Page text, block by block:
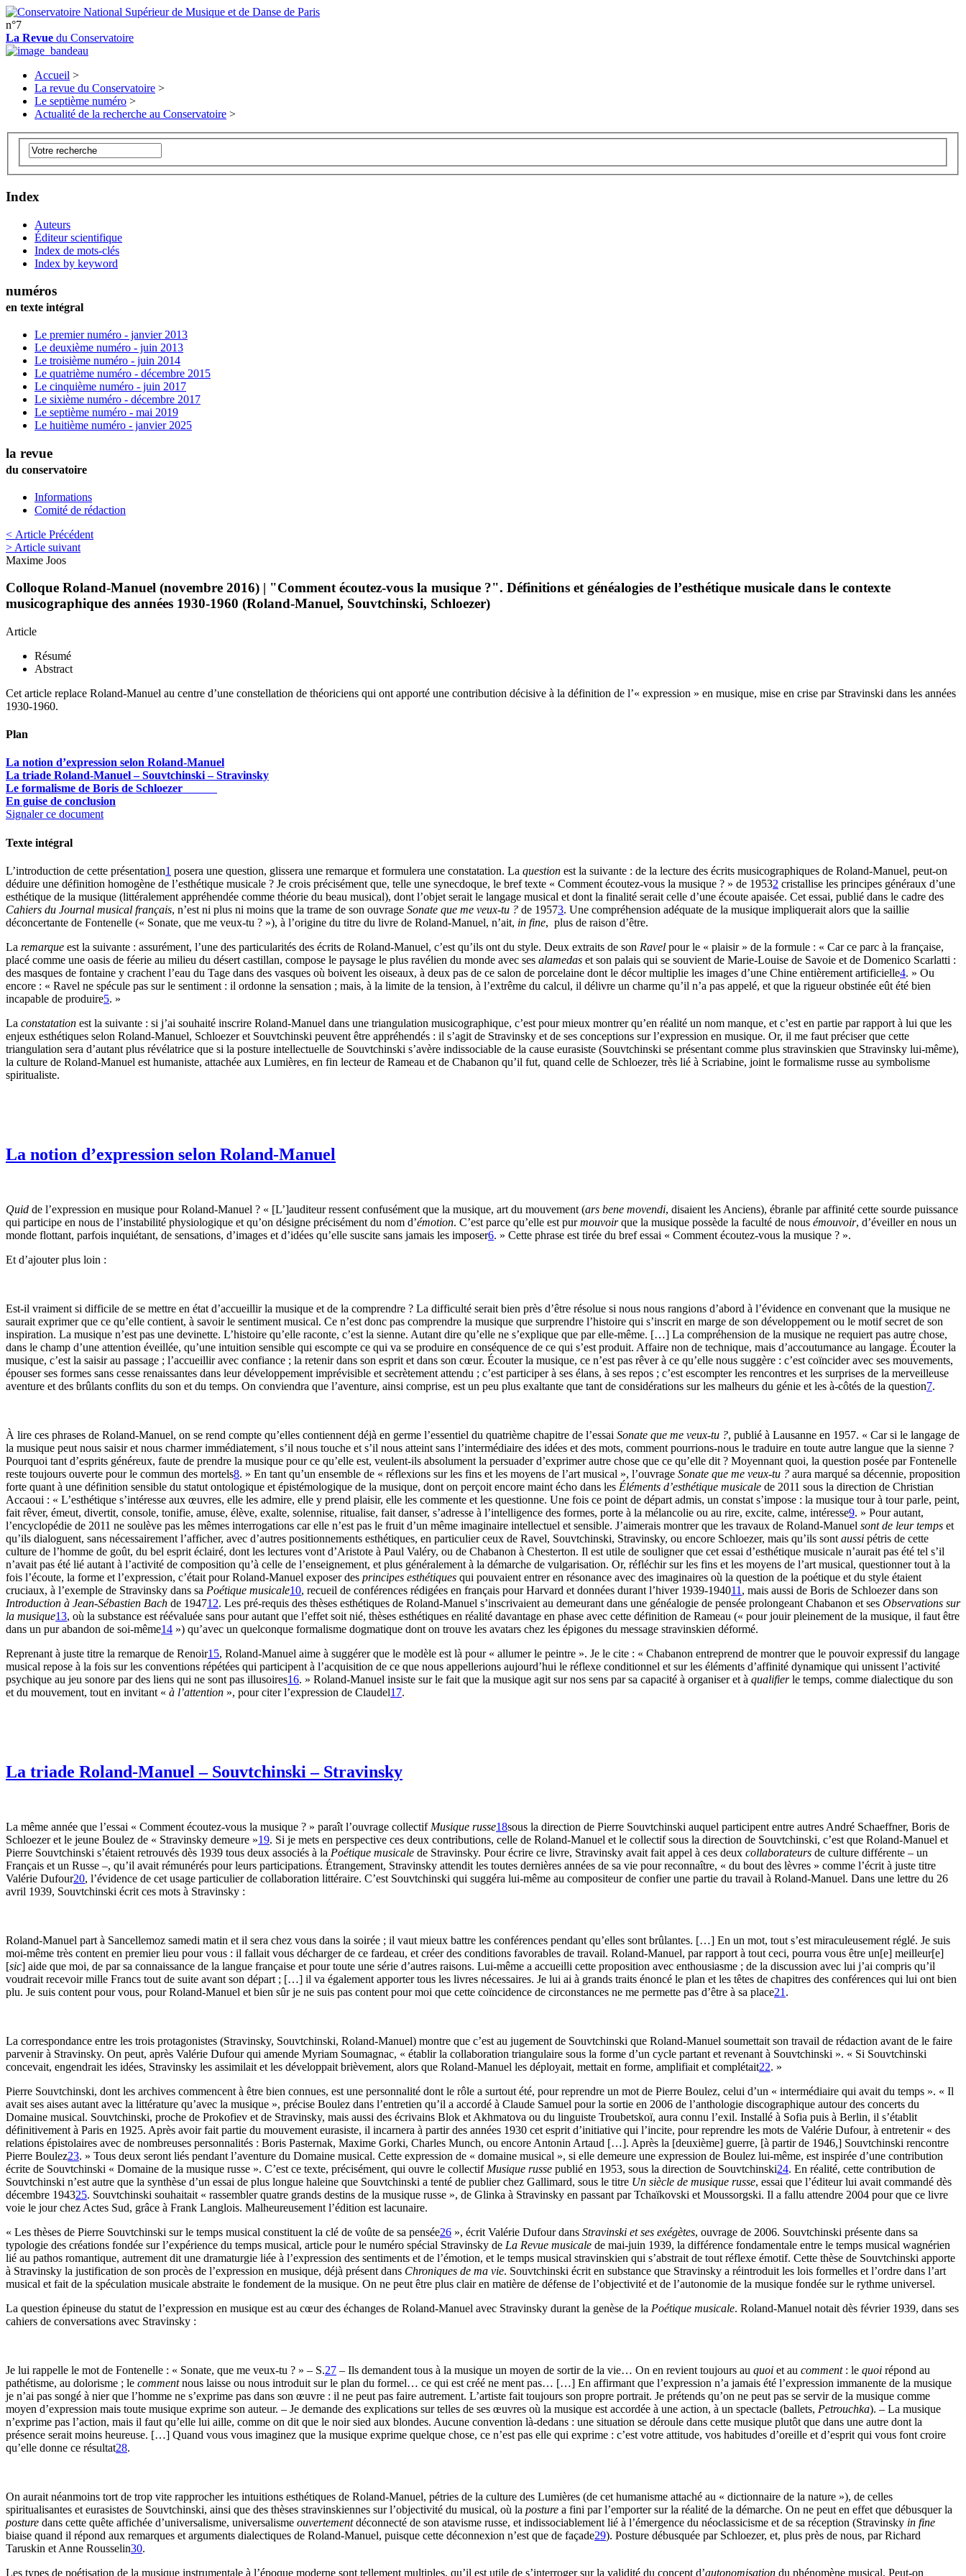
n°7
La Revue du Conservatoire
Accueil >
La revue du Conservatoire >
Le septième numéro >
Actualité de la recherche au Conservatoire >
Index
Auteurs
Éditeur scientifique
Index de mots-clés
Index by keyword
numéros
en texte intégral
Le premier numéro - janvier 2013
Le deuxième numéro - juin 2013
Le troisième numéro - juin 2014
Le quatrième numéro - décembre 2015
Le cinquième numéro - juin 2017
Le sixième numéro - décembre 2017
Le septième numéro - mai 2019
Le huitième numéro - janvier 2025
la revue
du conservatoire
Informations
Comité de rédaction
< Article Précédent
> Article suivant
Maxime Joos
Colloque Roland-Manuel (novembre 2016) | "Comment écoutez-vous la musique ?". Définitions et généalogies de l’esthétique musicale dans le contexte
musicographique des années 1930-1960 (Roland-Manuel, Souvtchinski, Schloezer)
Article
Résumé
Abstract
Cet article replace Roland-Manuel au centre d’une constellation de théoriciens qui ont apporté une contribution décisive à la définition de l’« expression » en musique, mise en crise par Stravinski dans les années
1930-1960.
Plan
La notion d’expression selon Roland-Manuel
La triade Roland-Manuel – Souvtchinski – Stravinsky
Le formalisme de Boris de Schloezer
En guise de conclusion
Signaler ce document
Texte intégral
L’introduction de cette présentation1 posera une question, glissera une remarque et formulera une constatation. La question est la suivante : de la lecture des écrits musicographiques de Roland-Manuel, peut-on
déduire une définition homogène de l’esthétique musicale ? Je crois précisément que, telle une synecdoque, le bref texte « Comment écoutez-vous la musique ? » de 19532 cristallise les principes généraux d’une
esthétique de la musique (littéralement appréhendée comme théorie du beau musical), dont l’objet serait le langage musical et dont la finalité serait celle d’une écoute apaisée. Cet essai, publié dans le cadre des
Cahiers du Journal musical français, n’est ni plus ni moins que la trame de son ouvrage Sonate que me veux-tu ? de 19573. Une compréhension adéquate de la musique impliquerait alors que la saillie
déconcertante de Fontenelle (« Sonate, que me veux-tu ? »), à l’origine du titre du livre de Roland-Manuel, n’ait, in fine, plus de raison d’être.
La remarque est la suivante : assurément, l’une des particularités des écrits de Roland-Manuel, c’est qu’ils ont du style. Deux extraits de son Ravel pour le « plaisir » de la formule : « Car ce parc à la française,
placé comme une oasis de féerie au milieu du désert castillan, compose le paysage le plus ravélien du monde avec ses alamedas et son palais qui se souvient de Marie-Louise de Savoie et de Domenico Scarlatti :
des masques de fontaine y crachent l’eau du Tage dans des vasques où boivent les oiseaux, à deux pas de ce salon de porcelaine dont le décor multiplie les images d’une Chine entièrement artificielle4. » Ou
encore : « Ravel ne spécule pas sur le sentiment : il ordonne la sensation ; mais, à la limite de la tension, à l’extrême du calcul, il délivre un charme qu’il n’a pas appelé, et que la rigueur obstinée eût été bien
incapable de produire5. »
La constatation est la suivante : si j’ai souhaité inscrire Roland-Manuel dans une triangulation musicographique, c’est pour mieux montrer qu’en réalité un nom manque, et c’est en partie par rapport à lui que les
enjeux esthétiques selon Roland-Manuel, Schloezer et Souvtchinski peuvent être appréhendés : il s’agit de Stravinsky et de ses conceptions sur l’expression en musique. Or, il me faut préciser que cette
triangulation sera d’autant plus révélatrice que si la posture intellectuelle de Souvtchinski s’avère indissociable de la cause eurasiste (Souvtchinski se présentant comme plus stravinskien que Stravinsky lui-même),
la culture de Roland-Manuel est humaniste, attachée aux Lumières, en fin lecteur de Rameau et de Chabanon qu’il fut, quand celle de Schloezer, très lié à Scriabine, joint le formalisme russe au symbolisme
spiritualiste.
La notion d’expression selon Roland-Manuel
Quid de l’expression en musique pour Roland-Manuel ? « [L’]auditeur ressent confusément que la musique, art du mouvement (ars bene movendi, disaient les Anciens), ébranle par affinité cette sourde puissance
qui participe en nous de l’instabilité physiologique et qu’on désigne précisément du nom d’émotion. C’est parce qu’elle est purmouvoirque la musique possède la faculté de nous émouvoir, d’éveiller en nous un
monde flottant, parfois inquiétant, de sensations, d’images et d’idées qu’elle suscite sans jamais les imposer6. » Cette phrase est tirée du bref essai « Comment écoutez-vous la musique ? ».
Et d’ajouter plus loin :
Est-il vraiment si difficile de se mettre en état d’accueillir la musique et de la comprendre ? La difficulté serait bien près d’être résolue si nous nous rangions d’abord à l’évidence en convenant que la musique ne
saurait exprimer que ce qu’elle contient, à savoir le sentiment musical. Ce n’est donc pas comprendre la musique que surprendre l’histoire qui s’inscrit en marge de son développement ou le motif secret de son
inspiration. La musique n’est pas une devinette. L’histoire qu’elle raconte, c’est la sienne. Autant dire qu’elle ne s’explique que par elle-même. […] La compréhension de la musique ne requiert pas autre chose,
dans le champ d’une attention éveillée, qu’une intuition sensible qui escompte ce qui va se produire en conséquence de ce qui s’est produit. Affaire non de technique, mais d’accoutumance au langage. Écouter la
musique, c’est la saisir au passage ; l’accueillir avec confiance ; la retenir dans son esprit et dans son cœur. Écouter la musique, ce n’est pas rêver à ce qu’elle nous suggère : c’est coïncider avec ses mouvements,
épouser ses formes sans cesse renaissantes dans leur développement imprévisible et secrètement attendu ; c’est participer à ses élans, à ses repos ; c’est escompter les rencontres et les surprises de la merveilleuse
aventure et des brûlants conflits du son et du temps. On conviendra que l’aventure, ainsi comprise, est un peu plus exaltante que tant de considérations sur les malheurs du génie et les à-côtés de la question7.
À lire ces phrases de Roland-Manuel, on se rend compte qu’elles contiennent déjà en germe l’essentiel du quatrième chapitre de l’essai Sonate que me veux-tu ?, publié à Lausanne en 1957. « Car si le langage de
la musique peut nous saisir et nous charmer immédiatement, s’il nous touche et s’il nous atteint sans l’intermédiaire des idées et des mots, comment pourrions-nous le traduire en toute autre langue que la sienne ?
Pourquoi tant d’esprits généreux, faute de prendre la musique pour ce qu’elle est, veulent-ils absolument la persuader d’exprimer autre chose que ce qu’elle dit ? Moyennant quoi, la question posée par Fontenelle
reste toujours ouverte pour le commun des mortels8. » En tant qu’un ensemble de « réflexions sur les fins et les moyens de l’art musical », l’ouvrage Sonate que me veux-tu ? aura marqué sa décennie, proposition
forte quant à une définition sensible du statut ontologique et épistémologique de la musique, dont on perçoit encore maint écho dans les Éléments d’esthétique musicale de 2011 sous la direction de Christian
Accaoui : « L’esthétique s’intéresse aux œuvres, elle les admire, elle y prend plaisir, elle les commente et les questionne. Une fois ce point de départ admis, un constat s’impose : la musique tour à tour parle, peint,
fait rêver, émeut, divertit, console, tonifie, amuse, élève, exalte, solennise, ritualise, fait danser, s’adresse à l’intelligence des formes, porte à la mélancolie ou au rire, excite, calme, intéresse9. » Pour autant,
l’encyclopédie de 2011 ne soulève pas les mêmes interrogations car elle n’est pas le fruit d’un même imaginaire intellectuel et sensible. J’aimerais montrer que les travaux de Roland-Manuel sont de leur temps et
qu’ils dialoguent, sans nécessairement l’afficher, avec d’autres positionnements esthétiques, en particulier ceux de Ravel, Souvtchinski, Stravinsky, ou encore Schloezer, mais qu’ils sont aussi pétris de cette
culture de l’homme de goût, du bel esprit éclairé, dont les lectures vont d’Aristote à Paul Valéry, ou de Chabanon à Chesterton. Il est utile de souligner que cet essai d’esthétique musicale n’aurait pas été tel s’il
n’avait pas été lié autant à l’activité de composition qu’à celle de l’enseignement, et plus généralement à la démarche de vulgarisation. Or, réfléchir sur les fins et les moyens de l’art musical, questionner tout à la
fois l’écoute, la forme et l’expression, c’était pour Roland-Manuel exposer des principes esthétiques qui pouvaient entrer en résonance avec des imaginaires où la question de la poétique et du style étaient
cruciaux, à l’exemple de Stravinsky dans sa Poétique musicale10, recueil de conférences rédigées en français pour Harvard et données durant l’hiver 1939-194011 , mais aussi de Boris de Schloezer dans son
Introduction à Jean-Sébastien Bach de 194712. Les pré-requis des thèses esthétiques de Roland-Manuel s’inscrivaient au demeurant dans une généalogie de pensée prolongeant Chabanon et ses Observations sur
la musique13, où la substance est réévaluée sans pour autant que l’effet soit nié, thèses esthétiques en réalité davantage en phase avec cette définition de Rameau (« pour jouir pleinement de la musique, il faut être
dans un pur abandon de soi-même14 ») qu’avec un quelconque formalisme dogmatique dont on trouve les avatars chez les épigones du message stravinskien déformé.
Reprenant à juste titre la remarque de Renoir15, Roland-Manuel aime à suggérer que le modèle est là pour « allumer le peintre ». Je le cite : « Chabanon entreprend de montrer que le pouvoir expressif du langage
musical repose à la fois sur les conventions répétées qui participent à l’acquisition de ce que nous appellerions aujourd’hui le réflexe conditionnel et sur les éléments d’affinité dynamique qui unissent l’activité
psychique au jeu sonore par des liens qui ne sont pas illusoires16. » Roland-Manuel insiste sur le fait que la musique agit sur nos sens par sa capacité à organiser et à qualifierle temps, comme dialectique du son
et du mouvement, tout en invitant « à l’attention », pour citer l’expression de Claudel17.
La triade Roland-Manuel – Souvtchinski – Stravinsky
La même année que l’essai « Comment écoutez-vous la musique ? » paraît l’ouvrage collectif Musique russe18sous la direction de Pierre Souvtchinski auquel participent entre autres André Schaeffner, Boris de
Schloezer et le jeune Boulez de « Stravinsky demeure »19. Si je mets en perspective ces deux contributions, celle de Roland-Manuel et le collectif sous la direction de Souvtchinski, c’est que Roland-Manuel et
Pierre Souvtchinski s’étaient retrouvés dès 1939 tous deux associés à la Poétique musicale de Stravinsky. Pour écrire ce livre, Stravinsky avait fait appel à ces deux collaborateurs de culture différente – un
Français et un Russe –, qu’il avait rémunérés pour leurs participations. Étrangement, Stravinsky attendit les toutes dernières années de sa vie pour reconnaître, « du bout des lèvres » comme l’écrit à juste titre
Valérie Dufour20, l’évidence de cet usage particulier de collaboration littéraire. C’est Souvtchinski qui suggéra lui-même au compositeur de confier une partie du travail à Roland-Manuel. Dans une lettre du 26
avril 1939, Souvtchinski écrit ces mots à Stravinsky :
Roland-Manuel part à Sancellemoz samedi matin et il sera chez vous dans la soirée ; il vaut mieux battre les conférences pendant qu’elles sont brûlantes. […] En un mot, tout s’est miraculeusement réglé. Je suis
moi-même très content en premier lieu pour vous : il fallait vous décharger de ce fardeau, et créer des conditions favorables de travail. Roland-Manuel, par rapport à tout ceci, pourra vous être un[e] meilleur[e]
[sic] aide que moi, de par sa connaissance de la langue française et pour toute une série d’autres raisons. Lui-même a accueilli cette proposition avec enthousiasme ; de la discussion avec lui j’ai compris qu’il
voudrait recevoir mille Francs tout de suite avant son départ ; […] il va également apporter tous les livres nécessaires. Je lui ai à grands traits énoncé le plan et les têtes de chapitres des conférences qui lui ont bien
plu. Je suis content pour vous, pour Roland-Manuel et bien sûr je ne suis pas content pour moi que cette coïncidence de circonstances ne me permette pas d’être à sa place21 .
La correspondance entre les trois protagonistes (Stravinsky, Souvtchinski, Roland-Manuel) montre que c’est au jugement de Souvtchinski que Roland-Manuel soumettait son travail de rédaction avant de le faire
parvenir à Stravinsky. On peut, après Valérie Dufour qui amende Myriam Soumagnac, « établir la collaboration triangulaire sous la forme d’un cycle partant et revenant à Souvtchinski ». « Si Souvtchinski
concevait, engendrait les idées, Stravinsky les assimilait et les développait brièvement, alors que Roland-Manuel les déployait, mettait en forme, amplifiait et complétait22. »
Pierre Souvtchinski, dont les archives commencent à être bien connues, est une personnalité dont le rôle a surtout été, pour reprendre un mot de Pierre Boulez, celui d’un « intermédiaire qui avait du temps ». « Il
avait ses aises autant avec la littérature qu’avec la musique », précise Boulez dans l’entretien qu’il a accordé à Claude Samuel pour la sortie en 2006 de l’anthologie discographique autour des concerts du
Domaine musical. Souvtchinski, proche de Prokofiev et de Stravinsky, mais aussi des écrivains Blok et Akhmatova ou du linguiste Troubetskoï, aura connu l’exil. Installé à Sofia puis à Berlin, il s’établit
définitivement à Paris en 1925. Après avoir fait partie du mouvement eurasiste, il incarnera à partir des années 1930 cet esprit d’initiative qui l’incite, pour reprendre les mots de Valérie Dufour, à entretenir « des
relations épistolaires avec de nombreuses personnalités : Boris Pasternak, Maxime Gorki, Charles Munch, ou encore Antonin Artaud […]. Après la [deuxième] guerre, [à partir de 1946,] Souvtchinski rencontre
Pierre Boulez23. » Tous deux seront liés pendant l’aventure du Domaine musical. Cette expression de « domaine musical », si elle demeure une expression de Boulez lui-même, est inspirée d’une contribution
écrite de Souvtchinski « Domaine de la musique russe ». C’est ce texte, précisément, qui ouvre le collectif Musique russe publié en 1953, sous la direction de Souvtchinski24. En réalité, cette contribution de
Souvtchinski n’est autre que la synthèse d’un essai de plus longue haleine que Souvtchinski a tenté de publier chez Gallimard, sous le titre Un siècle de musique russe, essai que l’éditeur lui avait commandé dès
décembre 194325. Souvtchinski souhaitait « rassembler quatre grands destins de la musique russe », de Glinka à Stravinsky en passant par Tchaïkovski et Moussorgski. Il a fallu attendre 2004 pour que ce livre
voie le jour chez Actes Sud, grâce à Frank Langlois. Malheureusement l’édition est lacunaire.
« Les thèses de Pierre Souvtchinski sur le temps musical constituent la clé de voûte de sa pensée26 », écrit Valérie Dufour dans Stravinski et ses exégètes, ouvrage de 2006. Souvtchinski présente dans sa
typologie des créations fondée sur l’expérience du temps musical, article pour le numéro spécial Stravinsky de La Revue musicale de mai-juin 1939, la différence fondamentale entre le temps musical wagnérien
lié au pathos romantique, autrement dit une dramaturgie liée à l’expression des sentiments et de l’émotion, et le temps musical stravinskien qui s’abstrait de tout réflexe émotif. Cette thèse de Souvtchinski apporte
à Stravinsky la justification de son procès de l’expression en musique, déjà présent dans Chroniques de ma vie. Souvtchinski écrit en substance que Stravinsky a réintroduit les lois formelles et l’ordre dans l’art
musical et fait de la spéculation musicale abstraite le fondement de la musique. On ne peut être plus clair en matière de défense de l’objectivité et de l’autonomie de la musique fondée sur le rythme universel.
La question épineuse du statut de l’expression en musique est au cœur des échanges de Roland-Manuel avec Stravinsky durant la genèse de la Poétique musicale. Roland-Manuel notait dès février 1939, dans ses
cahiers de conversations avec Stravinsky :
Je lui rappelle le mot de Fontenelle : « Sonate, que me veux-tu ? » – S.27 – Ils demandent tous à la musique un moyen de sortir de la vie… On en revient toujours au quoi et au comment: le quoi répond au
pathétisme, au dolorisme ; le commentnous laisse ou nous introduit sur le plan du formel… ce qui est créé ne ment pas… […] En affirmant que l’expression n’a jamais été l’expression immanente de la musique
je n’ai pas songé à nier que l’homme ne s’exprime pas dans son œuvre : il ne peut pas faire autrement. L’artiste fait toujours son propre portrait. Je prétends qu’on ne peut pas se servir de la musique comme
moyen d’expression mais toute musique exprime son auteur. – Je demande des explications sur telles de ses œuvres où la musique est accordée à une action, à un spectacle (ballets, Petrouchka). – La musique
n’exprime pas l’action, mais il faut qu’elle lui aille, comme on dit que le noir sied aux blondes. Aucune convention là-dedans : une situation se déroule dans cette musique plutôt que dans une autre dont la
présence serait moins heureuse. […] Quand vous vous imaginez que la musique exprime quelque chose, ce n’est pas elle qui exprime : c’est votre attitude, vos habitudes d’oreille et d’esprit qui vous font croire
qu’elle donne ce résultat28.
On aurait néanmoins tort de trop vite rapprocher les intuitions esthétiques de Roland-Manuel, pétries de la culture des Lumières (de cet humanisme attaché au « dictionnaire de la nature »), de celles
spiritualisantes et eurasistes de Souvtchinski, ainsi que des thèses stravinskiennes sur l’objectivité du musical, où la posture a fini par l’emporter sur la réalité de la démarche. On ne peut en effet que débusquer la
posture dans cette quête affichée d’universalisme, universalisme ouvertementdéconnecté de son atavisme russe, et indissociablement lié à l’émergence du néoclassicisme et de sa réception (Stravinsky in fine
biaise quand il répond aux remarques et arguments dialectiques de Roland-Manuel, puisque cette déconnexion n’est que de façade29). Posture débusquée par Schloezer, et, plus près de nous, par Richard
Taruskin et Anne Rousselin30.
Les types de poétisation de la musique instrumentale à l’époque moderne sont tellement multiples, qu’il est utile de s’interroger sur la validité du concept d’autonomisation du phénomène musical. Peut-on